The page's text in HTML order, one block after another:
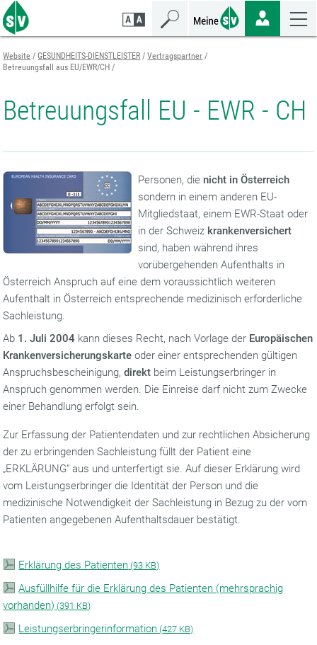
Zum
Seiteninhalt
springen
Zur
Navigation
springen
Zur
Mobilen
Navigation
springen
Website GESUNDHEITS-DIENSTLEISTER
Vertragspartner
Betreuungsfall aus EU/EWR/CH
Betreuungsfall EU - EWR - CH
Personen, die nicht in Österreich
sondern in einem anderen EU-
Mitgliedstaat, einem EWR-Staat oder
in der Schweiz krankenversichert
sind, haben während ihres
vorübergehenden Aufenthalts in
Österreich Anspruch auf eine dem voraussichtlich weiteren
Aufenthalt in Österreich entsprechende medizinisch erforderliche
Sachleistung.
Ab 1. Juli 2004 kann dieses Recht, nach Vorlage der Europäischen
Krankenversicherungskarte oder einer entsprechenden gültigen
Anspruchsbescheinigung,direkt beim Leistungserbringer in
Anspruch genommen werden. Die Einreise darf nicht zum Zwecke
einer Behandlung erfolgt sein.
Zur Erfassung der Patientendaten und zur rechtlichen Absicherung
der zu erbringenden Sachleistung füllt der Patient eine
„ERKLÄRUNG“ aus und unterfertigt sie. Auf dieser Erklärung wird
vom Leistungserbringer die Identität der Person und die
medizinische Notwendigkeit der Sachleistung in Bezug zu der vom
Patienten angegebenen Aufenthaltsdauer bestätigt.
Erklärung des Patienten (93 KB)
Ausfüllhilfe für die Erklärung des Patienten (mehrsprachig
vorhanden) (391 KB)
Leistungserbringerinformation (427 KB)